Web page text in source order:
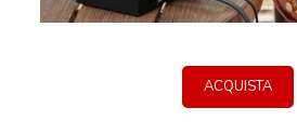
ACQUISTA